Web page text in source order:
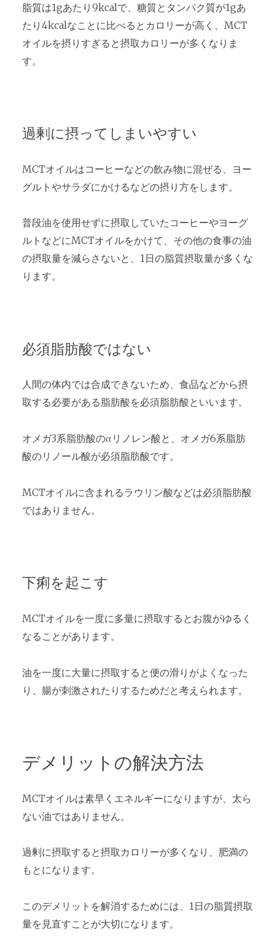
脂質は1gあたり9kcalで、糖質とタンパク質が1gあ
たり4kcalなことに比べるとカロリーが高く、MCT
オイルを摂りすぎると摂取カロリーが多くなりま
す。
過剰に摂ってしまいやすい
MCTオイルはコーヒーなどの飲み物に混ぜる、ヨー
グルトやサラダにかけるなどの摂り方をします。
普段油を使用せずに摂取していたコーヒーやヨーグ
ルトなどにMCTオイルをかけて、その他の食事の油
の摂取量を減らさないと、1日の脂質摂取量が多くな
ります。
必須脂肪酸ではない
人間の体内では合成できないため、食品などから摂
取する必要がある脂肪酸を必須脂肪酸といいます。
オメガ3系脂肪酸のαリノレン酸と、オメガ6系脂肪
酸のリノール酸が必須脂肪酸です。
MCTオイルに含まれるラウリン酸などは必須脂肪酸
ではありません。
下痢を起こす
MCTオイルを一度に多量に摂取するとお腹がゆるく
なることがあります。
油を一度に大量に摂取すると便の滑りがよくなった
り、腸が刺激されたりするためだと考えられます。
デメリットの解決方法
MCTオイルは素早くエネルギーになりますが、太ら
ない油ではありません。
過剰に摂取すると摂取カロリーが多くなり、肥満の
もとになります。
このデメリットを解消するためには、1日の脂質摂取
量を見直すことが大切になります。